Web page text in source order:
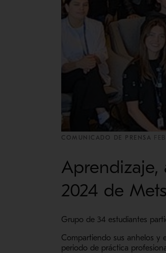
COMUNICADO DE PRENSA
Aprendizaje,
2024 de
Grupo de 34 estudiantes
Compartiendo sus anhelos y
periodo de práctica